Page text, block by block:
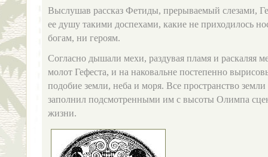
Выслушав рассказ Фетиды, прерываемый слезами,
ее душу такими доспехами, какие не приходилось
богам, ни героям.
Согласно дышали мехи, раздувая пламя и раскаляя
молот Гефеста, и на наковальне постепенно
подобие земли, неба и моря. Все пространство
заполнил подсмотренными им с высоты Олимпа
жизни.